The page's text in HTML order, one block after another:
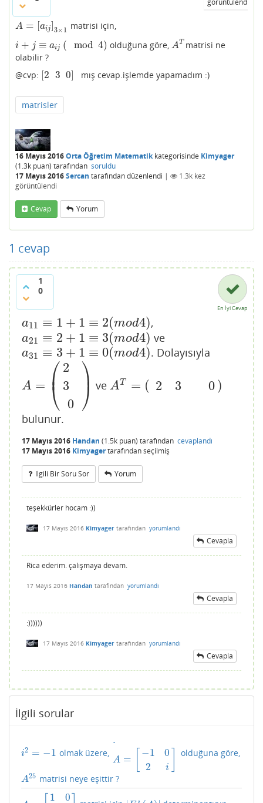
görüntülendi
A = [aij] 3× 1
A= [ai ]3×1 matrisi için,
i + j ≡ aij ( mod 4)
i+j≡ ai (mod4 ) olduğuna göre, AT
AT matrisi ne
olabilir ?
@cvp: [2 3 0]
2 0] mış cevap.işlemde yapamadım :)
matrisler
16 Mayıs 2016Orta Öğretim Matematikkategorisinde Kimyager
(1.3k puan) tarafından soruldu
17 Mayıs 2016Sercan tarafındandüzenlendi | 1.3k kez
görüntülendi
Cevap Yorum
1 cevap
1
0
En İyi Cevap
a11 ≡ 1 + 1 ≡ 2(mod4)
a11 ≡1 +1 ≡2 m od 4) ,
a21 ≡ 2 + 1 ≡ 3(mod4)
a21 ≡2 +1 ≡3 m od 4) ve
a31 ≡ 3 + 1 ≡ 0(mod4)
a31 ≡3 +1 ≡0 m od 4) . Dolayısıyla
A = ⎛
⎝
⎜ 2
3
0
⎞
⎠
⎟
A= (23 0 ve AT = ( 2 3 0)
AT= 23 0
bulunur.
17 Mayıs 2016 Handan (1.5k puan) tarafından cevaplandı
17 Mayıs 2016 Kimyagertarafındanseçilmiş
Ilgili Bir Soru Sor Yorum
teşekkürler hocam :))
17 Mayıs 2016 Kimyager tarafından yorumlandı
Cevapla
Rica ederim. çalışmaya devam.
17 Mayıs 2016 Handan tarafından yorumlandı
Cevapla
:))))))
17 Mayıs 2016 Kimyager tarafından yorumlandı
Cevapla
İlgili sorular
i2 = −1
i2 =−1 olmak üzere,
.
A =
−1
2
0
i
A= 2i] olduğuna göre,
A25
A25 matrisi neye eşittir ?
1
0